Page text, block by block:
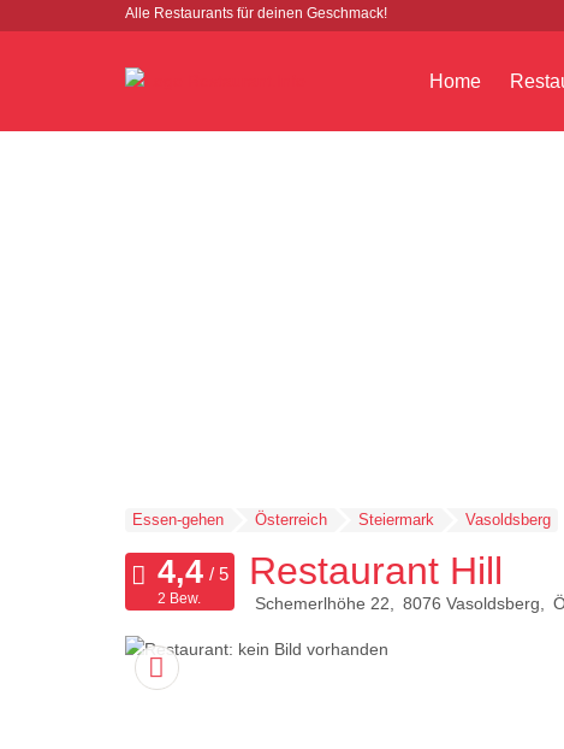
Alle Restaurants für deinen Geschmack!
Home
Essen-gehen Österreich Steiermark Vasoldsberg
Restaurant Hill
Schemerlhöhe 22 8076 Vasoldsberg
2 Bew.